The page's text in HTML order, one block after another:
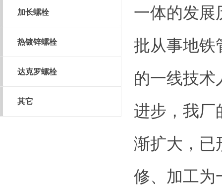
加长螺栓
热镀锌螺栓
达克罗螺栓
其它
一体的发展
批从事地铁
的一线技术
进步，我厂
渐扩大，已
修、加工为